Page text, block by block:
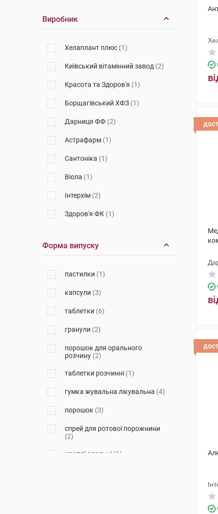
Виробник
Хелаплант плюс (1)
Київський вітамінний завод (2)
Красота та Здоров'я (1)
Борщагівський ХФЗ (1)
Дарниця ФФ (2)
Астрафарм (1)
Сантоніка (1)
Віола (1)
Інтерхім (2)
Здоров'я ФК (1)
МакНіл(6)
Форма випуску
пастилки (1)
капсули (3)
таблетки (6)
гранули (2)
порошок для орального
розчину (2)
таблетки розчинні (1)
гумка жувальна лікувальна (4)
порошок (3)
спрей для ротової порожнини
(2)
краплі оральні (1)